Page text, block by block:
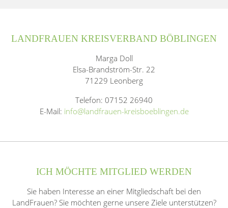
LANDFRAUEN KREISVERBAND BÖBLINGEN
Marga Doll
Elsa-Brandström-Str. 22
71229 Leonberg
Telefon: 07152 26940
E-Mail: info@landfrauen-kreisboeblingen.de
ICH MÖCHTE MITGLIED WERDEN
Sie haben Interesse an einer Mitgliedschaft bei den
LandFrauen? Sie möchten gerne unsere Ziele unterstützen?